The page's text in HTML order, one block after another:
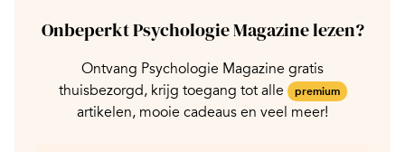
Onbeperkt Psychologie Magazine lezen?
Ontvang Psychologie Magazine gratis
thuisbezorgd, krijg toegang tot alle
premium
artikelen, mooie cadeaus en veel meer!